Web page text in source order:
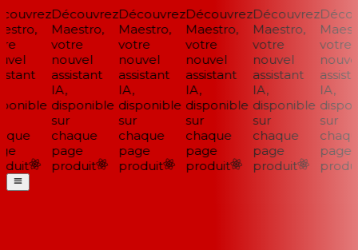
Découvrez
Maestro,
votre
nouvel
assistant
IA,
disponible
sur
chaque
page
produit
Découvrez
Maestro,
votre
nouvel
assistant
IA,
disponible
sur
chaque
page
produit
Découvrez
Maestro,
votre
nouvel
assistant
IA,
disponible
sur
chaque
page
produit
Découvrez
Maestro,
votre
nouvel
assistant
IA,
disponible
sur
chaque
page
produit
votre
nouvel
IA,
sur
page
produit